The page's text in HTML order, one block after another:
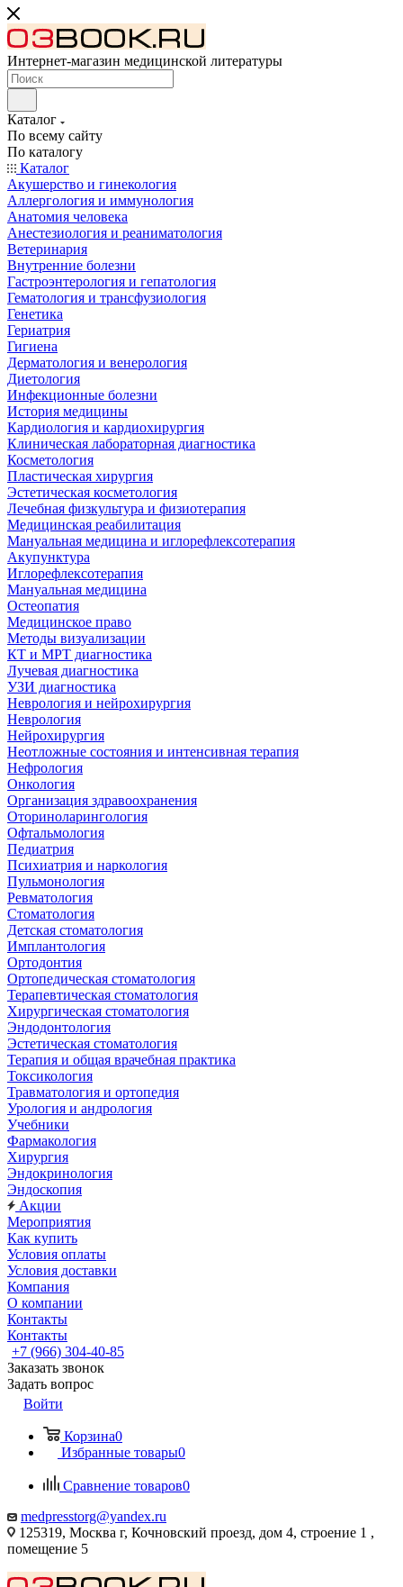
Интернет-магазин медицинской литературы
Каталог
По всему сайту
По каталогу
Каталог
Акушерство и гинекология
Аллергология и иммунология
Анатомия человека
Анестезиология и реаниматология
Ветеринария
Внутренние болезни
Гастроэнтерология и гепатология
Гематология и трансфузиология
Генетика
Гериатрия
Гигиена
Дерматология и венерология
Диетология
Инфекционные болезни
История медицины
Кардиология и кардиохирургия
Клиническая лабораторная диагностика
Косметология
Пластическая хирургия
Эстетическая косметология
Лечебная физкультура и физиотерапия
Медицинская реабилитация
Мануальная медицина и иглорефлексотерапия
Акупунктура
Иглорефлексотерапия
Мануальная медицина
Остеопатия
Медицинское право
Методы визуализации
КТ и МРТ диагностика
Лучевая диагностика
УЗИ диагностика
Неврология и нейрохирургия
Неврология
Нейрохирургия
Неотложные состояния и интенсивная терапия
Нефрология
Онкология
Организация здравоохранения
Оториноларингология
Офтальмология
Педиатрия
Психиатрия и наркология
Пульмонология
Ревматология
Стоматология
Детская стоматология
Имплантология
Ортодонтия
Ортопедическая стоматология
Терапевтическая стоматология
Хирургическая стоматология
Эндодонтология
Эстетическая стоматология
Терапия и общая врачебная практика
Токсикология
Травматология и ортопедия
Урология и андрология
Учебники
Фармакология
Хирургия
Эндокринология
Эндоскопия
Акции
Мероприятия
Как купить
Условия оплаты
Условия доставки
Компания
О компании
Контакты
Контакты
+7 (966) 304-40-85
Заказать звонок
Задать вопрос
Войти
Корзина0
Избранные товары0
Сравнение товаров0
medpresstorg@yandex.ru
125319, Москва г, Кочновский проезд, дом 4, строение 1 ,
помещение 5